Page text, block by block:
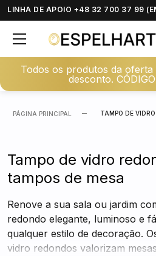
LINHA DE APOIO +48 32 700 37 99
Todos os produtos da
desconto.
PÁGINA PRINCIPAL TAMPO DE VIDRO
Tampo de vidro
tampos de mesa
Renove a sua sala ou jardim
redondo elegante, luminoso e
qualquer estilo de decoração.
vidro redondos valorizam